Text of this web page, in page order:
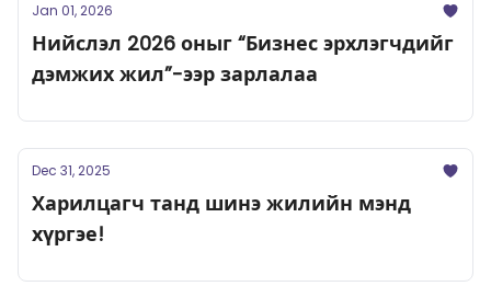
Jan 01, 2026
Нийслэл 2026 оныг “Бизнес эрхлэгчдийг
дэмжих жил”-ээр зарлалаа
Dec 31, 2025
Харилцагч танд шинэ жилийн мэнд
хүргэе!